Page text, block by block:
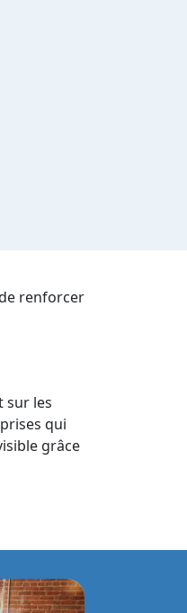
renforcer
sur les
qui
grâce